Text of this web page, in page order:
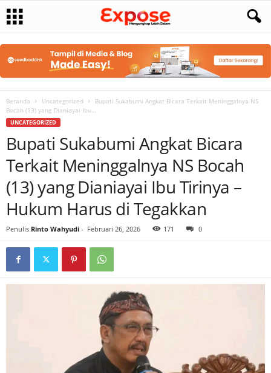
Beranda Uncategorized
Bupati Sukabumi Angkat Bicara Terkait Meninggalnya NS
Bocah (13) yang Dianiayai Ibu...
UNCATEGORIZED
Bupati Sukabumi Angkat Bicara
Terkait Meninggalnya NS Bocah
(13) yang Dianiayai Ibu Tirinya –
Hukum Harus di Tegakkan
Penulis Rinto Wahyudi - Februari 26, 2026 171 0